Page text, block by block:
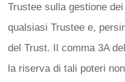
Trustee sulla gestione
qualsiasi Trustee e,
del Trust. Il comma 3A
la riserva di tali poteri